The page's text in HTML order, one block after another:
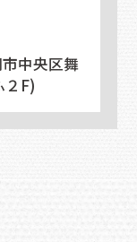
中央区舞
２F)